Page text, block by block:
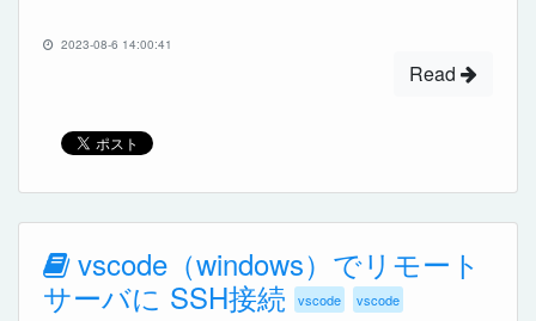
2023-08-6 14:00:41
Read
vscode（windows）でリモート
サーバに SSH接続
vscode vscode